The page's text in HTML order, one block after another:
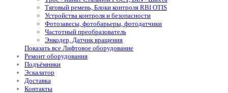
Тяговый ремень, Блоки контроля RBI OTIS
Устройства контроля и безопасности
Фотозавесы, фотобарьеры, фотодатчики
Частотный преобразователь
Энкодер, Датчик вращения
Показать все Лифтовое оборудование
Ремонт оборудования
Подъёмники
Эскалатор
Доставка
Контакты